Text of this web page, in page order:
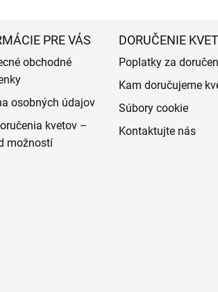
PRE VÁS
obchodné
osobných údajov
kvetov –
možností
DORUČENIE
Poplatky za
Kam doručujeme
Súbory cookie
Kontaktujte nás